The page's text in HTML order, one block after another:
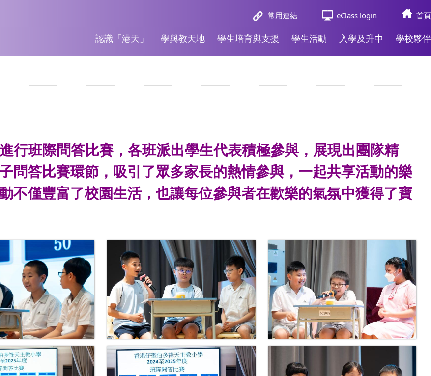
常用連結 eClass login 首頁
認識「港天」 學與教天地 學生培育與支援 學生活動 入學及升中 學校夥伴
班際問答比賽，各班派出學生代表積極參與，展現出團隊精
問答比賽環節，吸引了眾多家長的熱情參與，一起共享活動的樂
不僅豐富了校園生活，也讓每位參與者在歡樂的氣氛中獲得了寶